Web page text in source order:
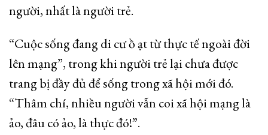
người, nhất là người trẻ.
“Cuộc sống đang di cư ồ ạt từ thực tế ngoài đời
lên mạng”, trong khi người trẻ lại chưa được
trang bị đầy đủ để sống trong xã hội mới đó.
“Thâm chí, nhiều người vẫn coi xã hội mạng là
ảo, đâu có ảo, là thực đó!”.